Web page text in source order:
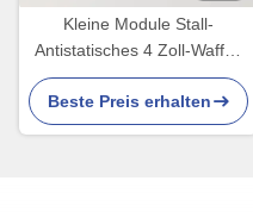
Kleine Module Stall-
Antistatisches 4 Zoll-Waffel-
Satz-Chip Trayss ESD
Beste Preis erhalten